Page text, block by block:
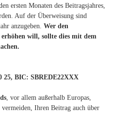
ersten Monaten des Beitragsjahres,
Auf der Überweisung sind
anzugeben. Wer den
will, sollte dies mit dem
25, BIC: SBREDE22XXX
, vor allem außerhalb Europas,
Ihren Beitrag auch über